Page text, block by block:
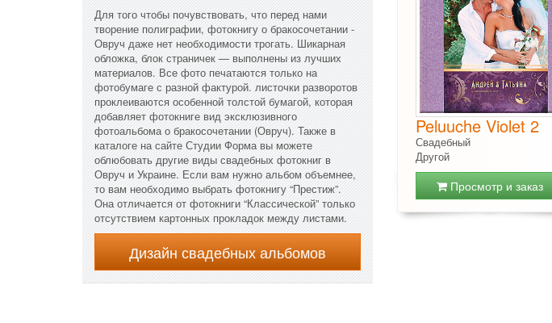
Для того чтобы почувствовать, что перед нами
творение полиграфии, фотокнигу о бракосочетании -
Овруч даже нет необходимости трогать. Шикарная
обложка, блок страничек — выполнены из лучших
материалов. Все фото печатаются только на
фотобумаге с разной фактурой. листочки разворотов
проклеиваются особенной толстой бумагой, которая
добавляет фотокниге вид эксклюзивного
фотоальбома о бракосочетании (Овруч). Также в
каталоге на сайте Студии Форма вы можете
облюбовать другие виды свадебных фотокниг в
Овруч и Украине. Если вам нужно альбом объемнее,
то вам необходимо выбрать фотокнигу “Престиж”.
Она отличается от фотокниги “Классической” только
отсутствием картонных прокладок между листами.
Дизайн свадебных альбомов
Peluuche Violet 2
Свадебный
Другой
Просмотр и заказ